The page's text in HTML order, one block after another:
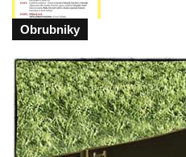
Pomník obětem válek na
Pomník obětem 1. světové
Kenotaf Josefa Matese na
Pamětní deska Giuseppe
hřbitově v Lužici
Kenotaf Emila Miksche na
Obrubniky